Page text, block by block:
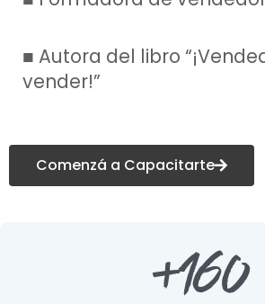
■ Autora del libro
vender!”
Comenzá a Capacitarte
+160